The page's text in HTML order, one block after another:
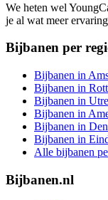
We heten wel
je al wat meer
Bijbanen per
Bijbanen in
Bijbanen in
Bijbanen in
Bijbanen in
Bijbanen in
Bijbanen in
Alle bijbanen
Bijbanen.nl